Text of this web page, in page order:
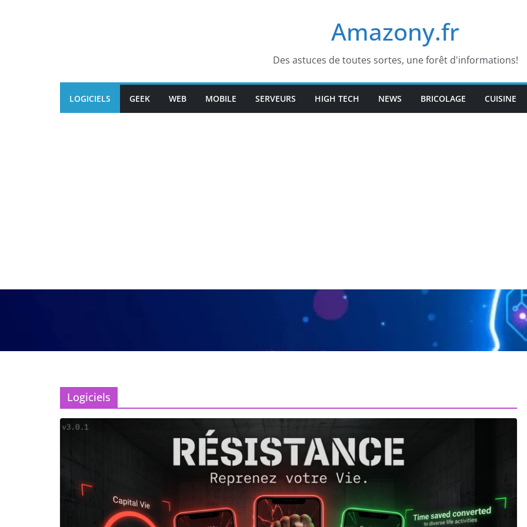
Amazony.fr
Des astuces de toutes sortes, une forêt d'informations!
LOGICIELS GEEK WEB MOBILE SERVEURS HIGH TECH NEWS BRICOLAGE CUISINE
Logiciels